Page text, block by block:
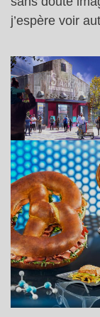
j’espère voir